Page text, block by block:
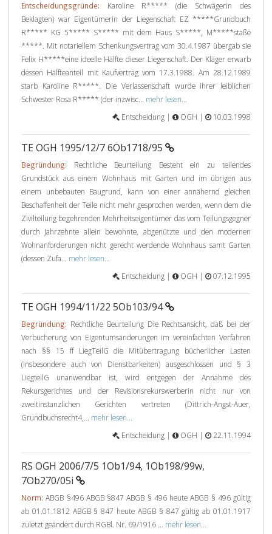
Entscheidungsgründe: Karoline R***** (die Schwägerin des
Beklagten) war Eigentümerin der Liegenschaft EZ *****Grundbuch
R***** KG 5***** S***** mit dem Haus S*****, M*****staße
*****. Mit notariellem Schenkungsvertrag vom 30.4.1987 übergab sie
Felix H*****eine ideelle Hälfte dieser Liegenschaft. Der Kläger erwarb
dessen Hälfteanteil mit Kaufvertrag vom 17.3.1988. Am 28.12.1989
starb Karoline R*****. Die Verlassenschaft wurde ihrer leiblichen
Schwester Rosa R***** (der inzwisc... mehr lesen...
Entscheidung |
OGH | 10.03.1998
TE OGH 1995/12/7 6Ob1718/95
Begründung: Rechtliche Beurteilung Besteht ein zu teilendes
Grundstück aus einem Wohnhaus mit Garten und im übrigen aus
einem unbebauten Baugrund, kann von einer annähernd gleichen
Beschaffenheit der Teile nicht mehr gesprochen werden, wenn dem die
Zivilteilung begehrenden Mehrheitseigentümer das vom Teilungsgegner
durch Jahrzehnte allein bewohnte, abgenützte und den modernen
Wohnanforderungen nicht gerecht werdende Wohnhaus samt Garten
(dessen Zufa... mehr lesen...
Entscheidung |
OGH | 07.12.1995
TE OGH 1994/11/22 5Ob103/94
Begründung: Rechtliche Beurteilung Die Rechtsansicht, daß bei der
Verbücherung von Eigentumsänderungen im vereinfachten Verfahren
nach §§ 15 ff LiegTeilG die Mitübertragung bücherlicher Lasten
(insbesondere auch von Dienstbarkeiten) ausgeschlossen und § 3
LiegteilG unanwendbar ist, wird entgegen der Annahme des
Rekursgerichtes und der Revisionsrekurswerberin nicht nur von
zweitinstanzlichen Gerichten vertreten (Dittrich-Angst-Auer,
Grundbuchsrecht4,... mehr lesen...
Entscheidung |
OGH | 22.11.1994
RS OGH 2006/7/5 1Ob1/94, 1Ob198/99w,
7Ob270/05i
Norm: ABGB §496 ABGB §847 ABGB § 496 heute ABGB § 496 gültig
ab 01.01.1812 ABGB § 847 heute ABGB § 847 gültig ab 01.01.1917
zuletzt geändert durch RGBl. Nr. 69/1916 ... mehr lesen...